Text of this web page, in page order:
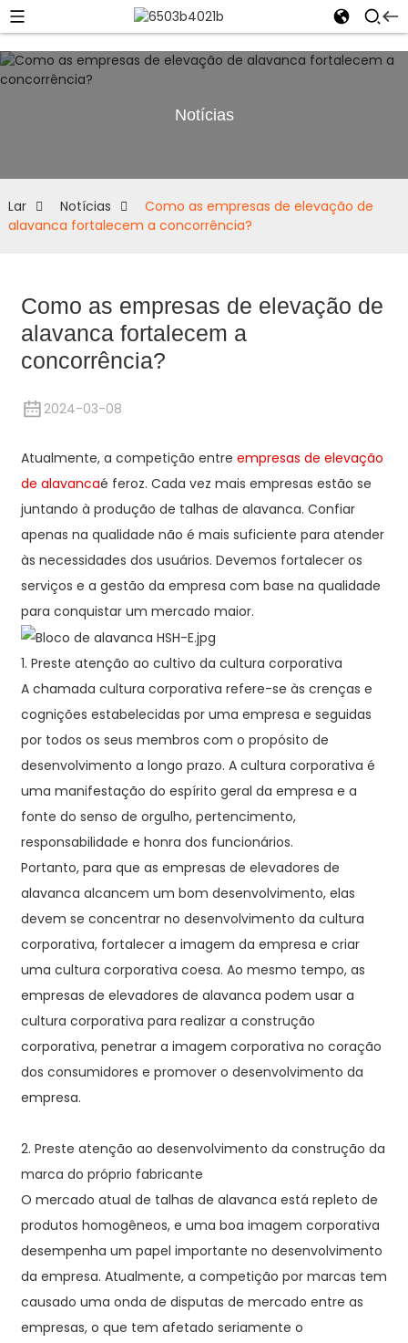
Notícias
Lar Notícias
Como as empresas de elevação de
alavanca fortalecem a concorrência?
Como as empresas de elevação de
alavanca fortalecem a
concorrência?
2024-03-08
Atualmente, a competição entre empresas de elevação
de alavancaé feroz. Cada vez mais empresas estão se
juntando à produção de talhas de alavanca. Confiar
apenas na qualidade não é mais suficiente para atender
às necessidades dos usuários. Devemos fortalecer os
serviços e a gestão da empresa com base na qualidade
para conquistar um mercado maior.
1. Preste atenção ao cultivo da cultura corporativa
A chamada cultura corporativa refere-se às crenças e
cognições estabelecidas por uma empresa e seguidas
por todos os seus membros com o propósito de
desenvolvimento a longo prazo. A cultura corporativa é
uma manifestação do espírito geral da empresa e a
fonte do senso de orgulho, pertencimento,
responsabilidade e honra dos funcionários.
Portanto, para que as empresas de elevadores de
alavanca alcancem um bom desenvolvimento, elas
devem se concentrar no desenvolvimento da cultura
corporativa, fortalecer a imagem da empresa e criar
uma cultura corporativa coesa. Ao mesmo tempo, as
empresas de elevadores de alavanca podem usar a
cultura corporativa para realizar a construção
corporativa, penetrar a imagem corporativa no coração
dos consumidores e promover o desenvolvimento da
empresa.
2. Preste atenção ao desenvolvimento da construção da
marca do próprio fabricante
O mercado atual de talhas de alavanca está repleto de
produtos homogêneos, e uma boa imagem corporativa
desempenha um papel importante no desenvolvimento
da empresa. Atualmente, a competição por marcas tem
causado uma onda de disputas de mercado entre as
empresas, o que tem afetado seriamente o